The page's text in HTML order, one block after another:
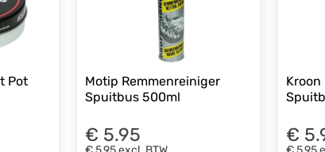
Pot
Motip Remmenreiniger
Spuitbus 500ml
€ 5.95 €